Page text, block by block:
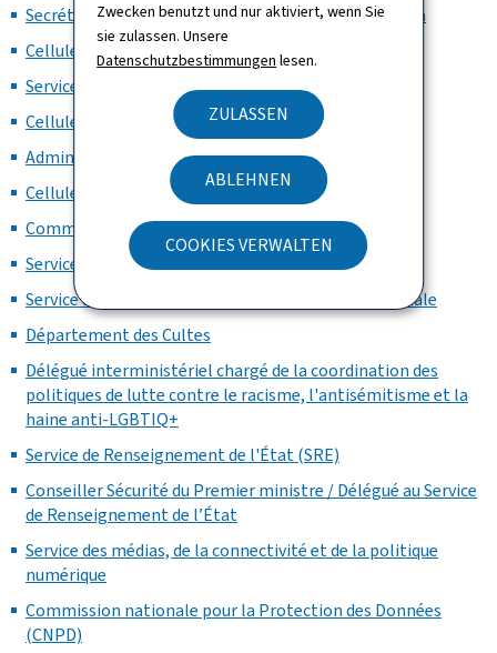
Zwecken benutzt und nur aktiviert, wenn Sie
sie zulassen. Unsere
Datenschutzbestimmungen lesen.
ZULASSEN
ABLEHNEN
COOKIES VERWALTEN
Secrétariat général du Gouvernement / Coordination
Cellule Communication
Service juridique
Cellule affaires nationales
Administration générale
Cellule diplomatique
Commission d'Économies et de Rationalisation
Service des Ordres nationaux
Service de la mémoire de la Deuxième Guerre mondiale
Département des Cultes
Délégué interministériel chargé de la coordination des
politiques de lutte contre le racisme, l'antisémitisme et la
haine anti-LGBTIQ+
Service de Renseignement de l'État (SRE)
Conseiller Sécurité du Premier ministre / Délégué au Service
de Renseignement de l’État
Service des médias, de la connectivité et de la politique
numérique
Commission nationale pour la Protection des Données
(CNPD)